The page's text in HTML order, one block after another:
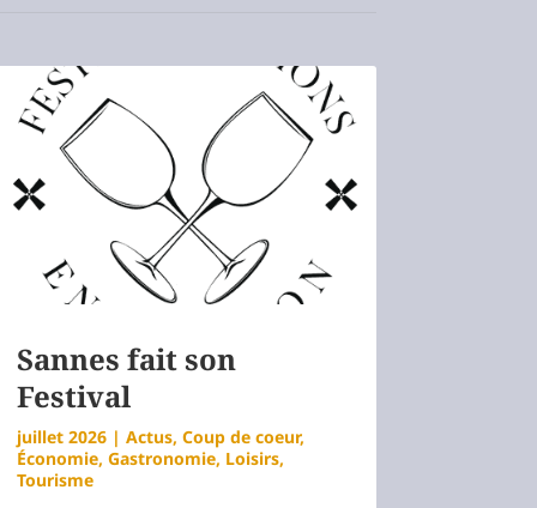
Sannes fait son
Festival
juillet 2026| Actus, Coup de coeur,
Économie, Gastronomie, Loisirs,
Tourisme